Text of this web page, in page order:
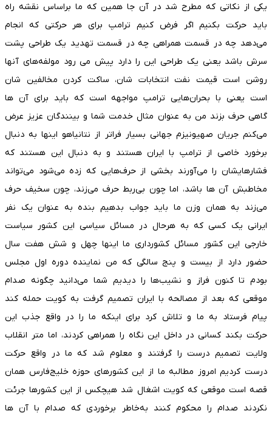
یکی از نکاتی که مطرح شد در آن جا همین که ما براساس نقشه راه
باید حرکت بکنیم اگر فرض کنیم ترامپ برای هر حرکتی که انجام
می‌دهد چه در قسمت همراهی چه در قسمت تهدید یک طراحی پشت
سرش باشد یعنی یک طراحی این را دارد پیش می رود مولفه‌های آنها
روشن است قیمت نفت انتخابات شان، ساکت کردن مخالفین شان
است یعنی با بحران‌هایی ترامپ مواجهه است که باید برای آن ها
گاهی حرف بزند من به عنوان مثال خدمت شما و بینندگان عزیز عرض
می‌کنم جریان صهیونیزم جهانی بسیار فراتر از نتانیاهو اینها به دنبال
برخورد خاصی از ترامپ با ایران هستند و به دنبال این هستند که
فشارهایشان را می‌آورند بخشی از حرف‌هایی که زده می‌شود می‌تواند
مخاطبش آن ها باشد، اما چون بی‌ربط حرف می‌زند، چون سخیف حرف
می‌زند به همان وزن ما باید جواب بدهیم بنده به عنوان یک نفر
ایرانی یک کسی که به هرحال در مسائل سیاسی این کشور سیاست
خارجی این کشور مسائل کشورداری ما اینها چهل و شش هفت سال
حضور دارد از بیست و پنج سالگی که من نماینده دوره اول مجلس
بودم تا کنون فراز و نشیب‌ها را دیدیم شما می‌دانید چگونه صدام
موقعی که بعد از مصالحه با ایران تصمیم گرفت به کویت حمله کند
پیام فرستاد به ما و تلاش کرد برای اینکه ما را در واقع جذب این
حرکت بکند کسانی در داخل این نگاه را همراهی کردند، اما متر انقلاب
ولایت تصمیم درست را گرفتند و معلوم شد که ما در واقع حرکت
درست کردیم امروز مطالبه ما از این کشور‌های حوزه خلیج‌فارس همان
قصه است موقعی که کویت اشغال شد هیچکس از این کشور‌ها جرئت
نکردند صدام را محکوم کنند به‌خاطر برخوردی که صدام با آن ها